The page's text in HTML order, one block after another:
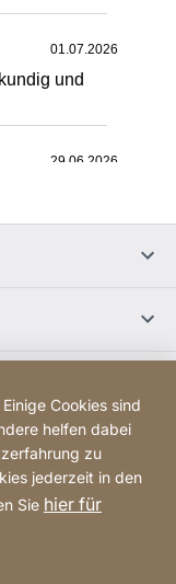
Cookies sind
helfen dabei
zu
jederzeit in den
Sie hier für